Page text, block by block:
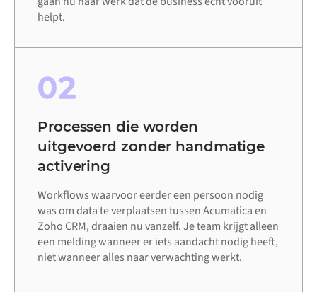
helpt.
02
Processen die worden
uitgevoerd zonder handmatige
activering
Workflows waarvoor eerder een persoon nodig
was om data te verplaatsen tussen Acumatica en
Zoho CRM, draaien nu vanzelf. Je team krijgt alleen
een melding wanneer er iets aandacht nodig heeft,
niet wanneer alles naar verwachting werkt.